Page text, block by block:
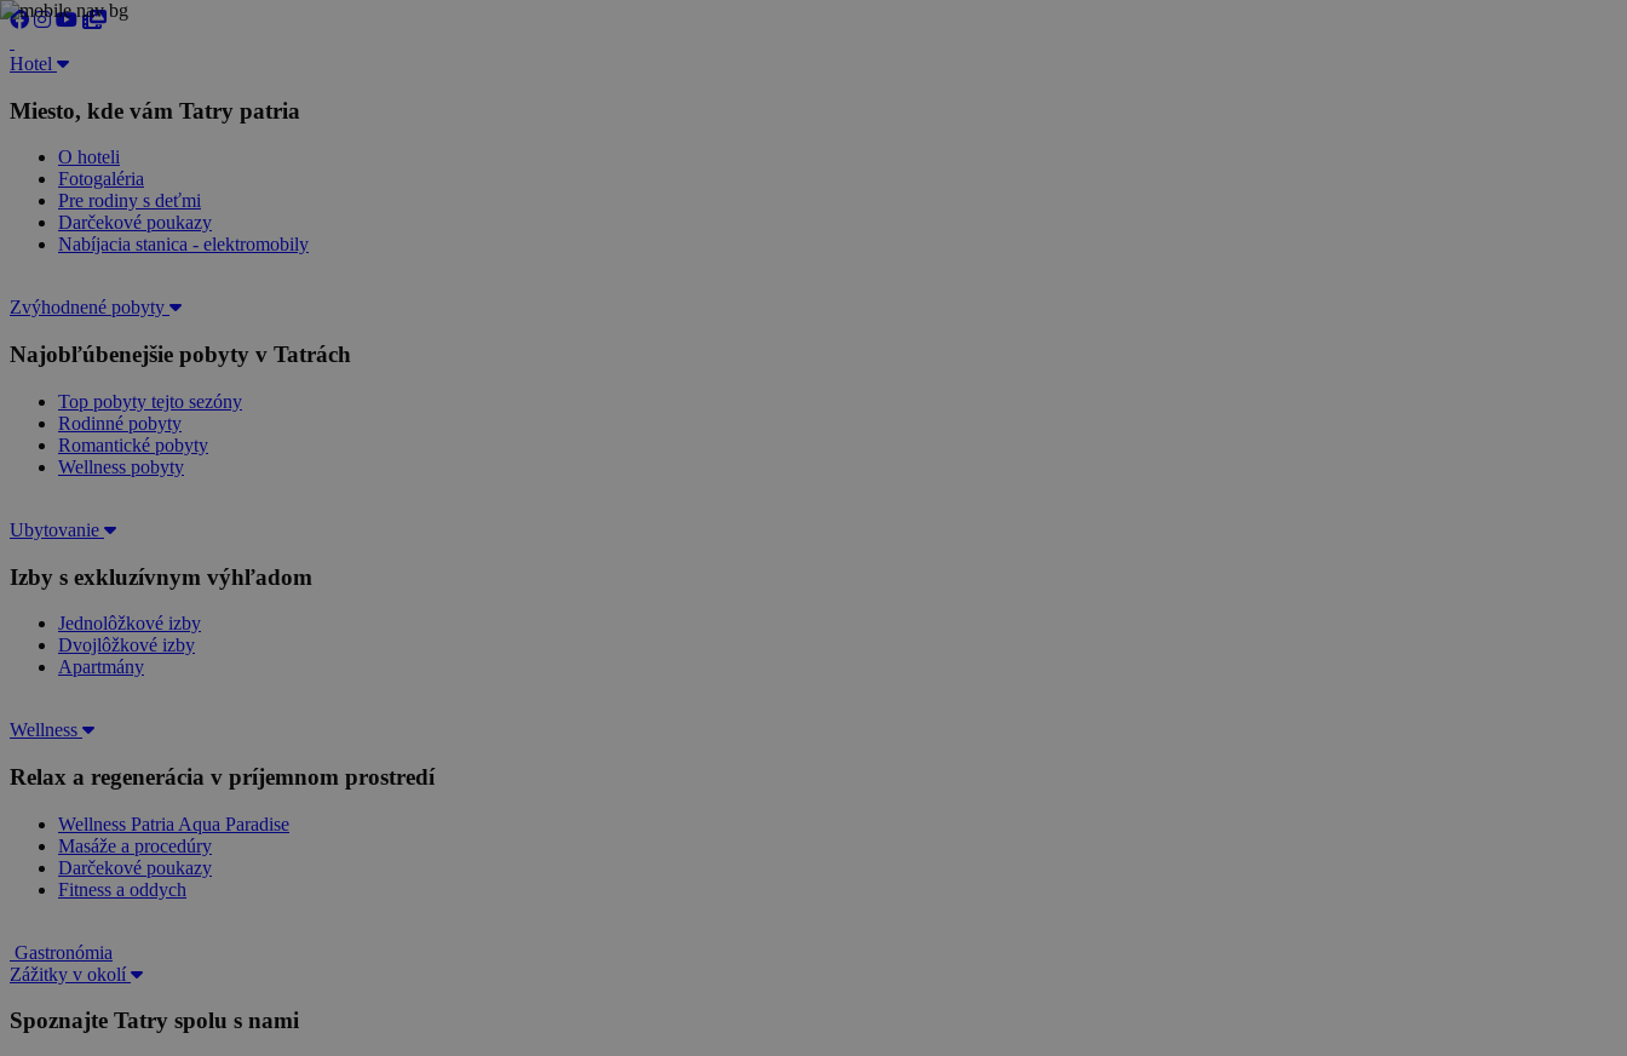
Hotel
Miesto, kde vám Tatry patria
O hoteli
Fotogaléria
Pre rodiny s deťmi
Darčekové poukazy
Nabíjacia stanica - elektromobily
Zvýhodnené pobyty
Najobľúbenejšie pobyty v Tatrách
Top pobyty tejto sezóny
Rodinné pobyty
Romantické pobyty
Wellness pobyty
Ubytovanie
Izby s exkluzívnym výhľadom
Jednolôžkové izby
Dvojlôžkové izby
Apartmány
Wellness
Relax a regenerácia v príjemnom prostredí
Wellness Patria Aqua Paradise
Masáže a procedúry
Darčekové poukazy
Fitness a oddych
Gastronómia
Zážitky v okolí
Spoznajte Tatry spolu s nami